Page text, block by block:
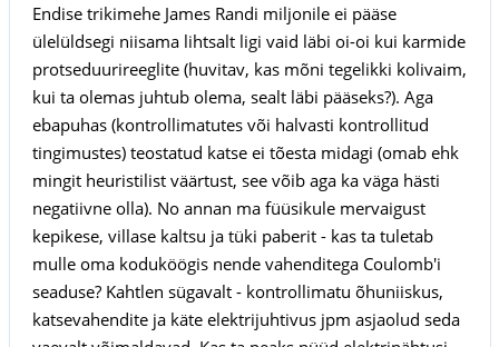
Endise trikimehe James Randi miljonile ei pääse
ülelüldsegi niisama lihtsalt ligi vaid läbi oi-oi kui karmide
protseduurireeglite (huvitav, kas mõni tegelikki kolivaim,
kui ta olemas juhtub olema, sealt läbi pääseks?). Aga
ebapuhas (kontrollimatutes või halvasti kontrollitud
tingimustes) teostatud katse ei tõesta midagi (omab ehk
mingit heuristilist väärtust, see võib aga ka väga hästi
negatiivne olla). No annan ma füüsikule mervaigust
kepikese, villase kaltsu ja tüki paberit - kas ta tuletab
mulle oma koduköögis nende vahenditega Coulomb'i
seaduse? Kahtlen sügavalt - kontrollimatu õhuniiskus,
katsevahendite ja käte elektrijuhtivus jpm asjaolud seda